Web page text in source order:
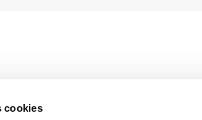
cookies
the necessary provisions for the linked-to-